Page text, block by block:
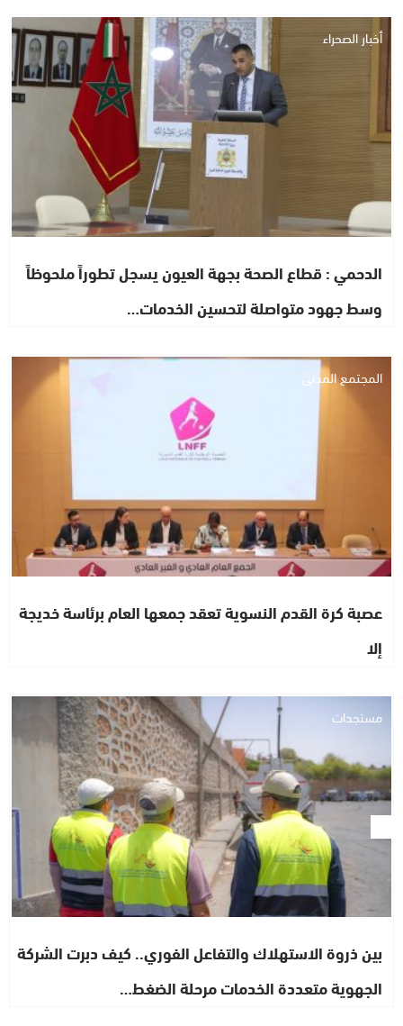
أخبار الصحراء
الدحمي : قطاع الصحة بجهة العيون يسجل تطوراً ملحوظاً
وسط جهود متواصلة لتحسين الخدمات…
المجتمع المدني
عصبة كرة القدم النسوية تعقد جمعها العام برئاسة خديجة
إلا
مستجدات
بين ذروة الاستهلاك والتفاعل الفوري.. كيف دبرت الشركة
الجهوية متعددة الخدمات مرحلة الضغط…